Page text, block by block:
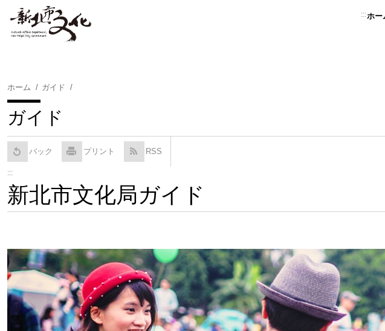
:::ホー
ホーム ガイド
ガイド
バック プリント RSS
:::
新北市文化局ガイド